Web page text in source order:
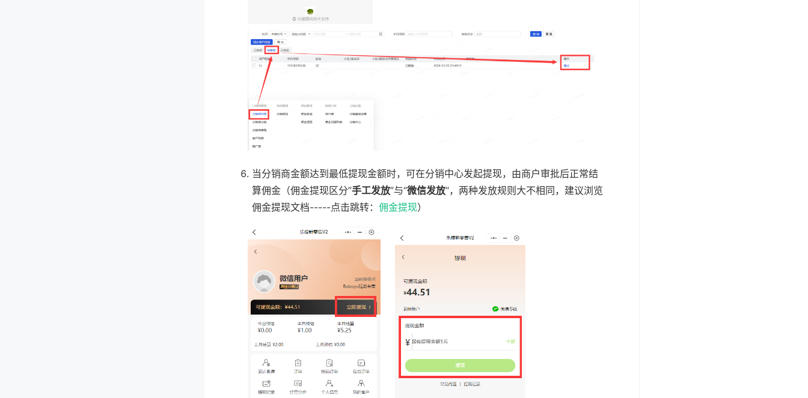
当分销商金额达到最低提现金额时，可在分销中心发起提现，由商户审批后正常结
算佣金（佣金提现区分”手工发放”与“微信发放“，两种发放规则大不相同，建议浏览
佣金提现文档-----点击跳转： 佣金提现）